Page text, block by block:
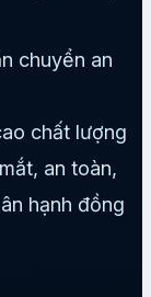
chuyển an
chất lượng
an toàn,
hạnh đồng